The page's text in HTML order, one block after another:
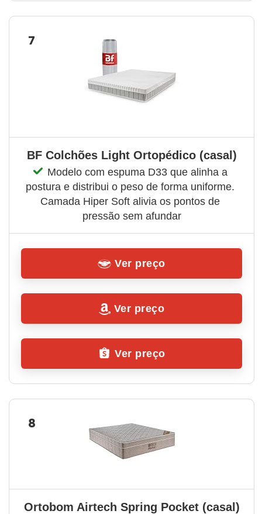
7
BF Colchões Light Ortopédico (casal)
Modelo com espuma D33 que alinha a
postura e distribui o peso de forma uniforme.
Camada Hiper Soft alivia os pontos de
pressão sem afundar
Ver preço
Ver preço
Ver preço
8
Ortobom Airtech Spring Pocket (casal)